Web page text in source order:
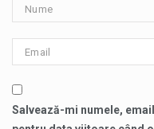
Salvează-mi numele,